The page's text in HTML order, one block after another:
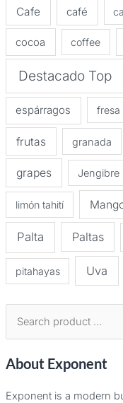
Cafe café
cocoa coffee
Destacado Top
espárragos fresa
frutas granada
grapes Jengibre
limón tahití
Palta Paltas
pitahayas Uva
s
About Exponent
Exponent is a modern